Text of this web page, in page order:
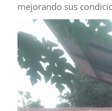
mejorando sus